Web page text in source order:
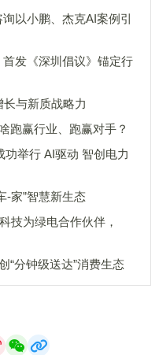
以小鹏、杰克AI案例引
首发《深圳倡议》锚定行
与新质战略力
跑赢行业、跑赢对手？
举行 AI驱动 智创电力
-家”智慧新生态
技为绿电合作伙伴，
“分钟级送达”消费生态